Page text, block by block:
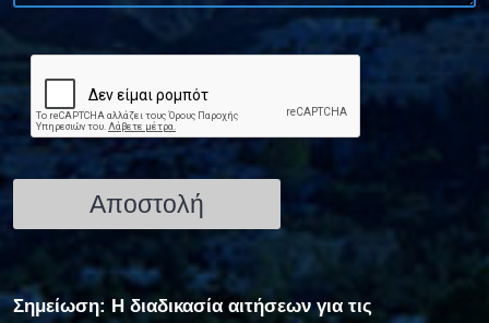
Σημείωση: Η διαδικασία αιτήσεων για τις